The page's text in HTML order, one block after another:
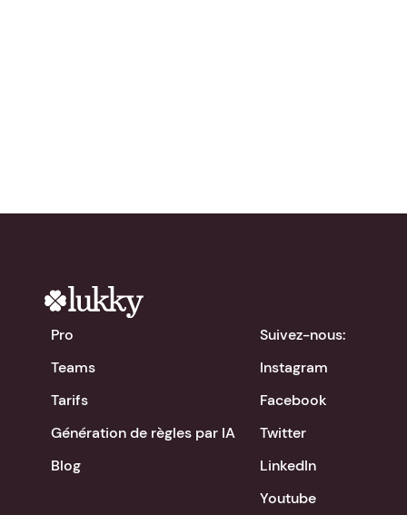
Pro
Teams
Tarifs
Génération de règles par IA
Blog
Suivez-nous:
Instagram
Facebook
Twitter
LinkedIn
Youtube